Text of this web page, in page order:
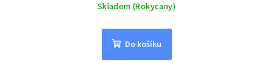
Skladem (Rokycany)
Do košíku